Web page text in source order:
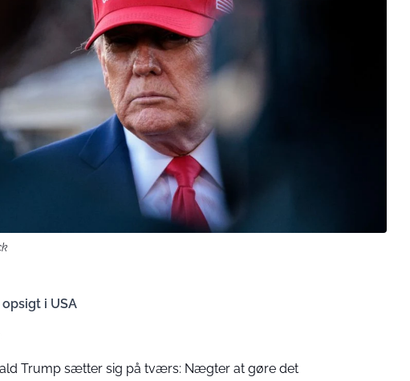
i USA
Trump sætter sig på tværs: Nægter at gøre det